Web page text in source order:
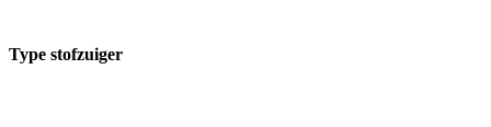
Type stofzuiger